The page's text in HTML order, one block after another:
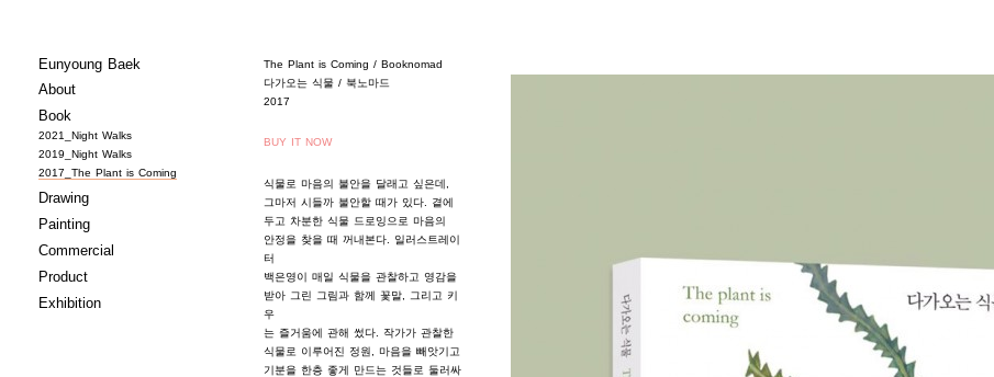
Eunyoung Baek
About
Book
2021_Night Walks
2019_Night Walks
2017_The Plant is Coming
Drawing
Painting
Commercial
Product
Exhibition
The Plant is Coming / Booknomad
다가오는 식물 / 북노마드
2017
BUY IT NOW
식물로 마음의 불안을 달래고 싶은데,
그마저 시들까 불안할 때가 있다. 곁에
두고 차분한 식물 드로잉으로 마음의
안정을 찾을 때 꺼내본다. 일러스트레이
터
백은영이 매일 식물을 관찰하고 영감을
받아 그린 그림과 함께 꽃말, 그리고 키
우
는 즐거움에 관해 썼다. 작가가 관찰한
식물로 이루어진 정원, 마음을 빼앗기고
기분을 한층 좋게 만드는 것들로 둘러싸